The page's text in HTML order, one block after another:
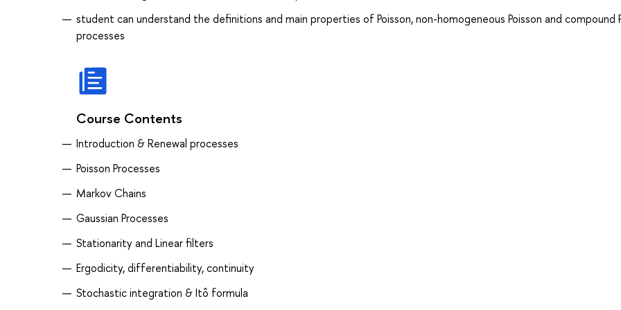
student can understand the definitions and main properties of Poisson, non-homogeneous Poisson and compound
processes
Course Contents
Introduction & Renewal processes
Poisson Processes
Markov Chains
Gaussian Processes
Stationarity and Linear filters
Ergodicity, differentiability, continuity
Stochastic integration & Itô formula